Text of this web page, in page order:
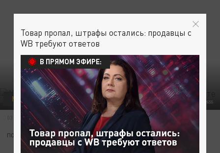
© VICTOR LISITSYN, ВИКТОР ЛИСИЦЫН/GLOBALLOOKPRESS
МЕДИЦИНА ОБЩЕСТВО КОРОНАВИРУС
03 НОЯБРЯ 15:53
ПОДПИШИТЕСЬ:
Товар пропал, штрафы остались: продавцы с
WB требуют ответов
В ПРЯМОМ ЭФИРЕ: